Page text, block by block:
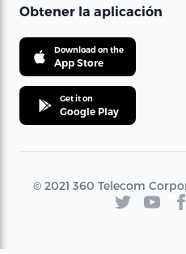
Obtener la aplicación
Download on the
App Store
Get it on
Google Play
© 2021 360 Telecom